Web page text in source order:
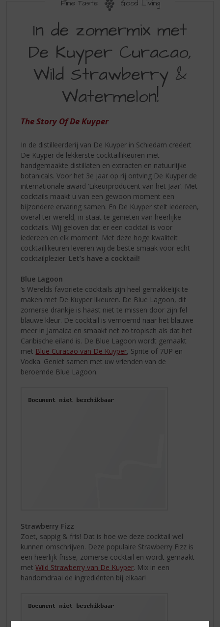
Fine Taste Good Living
DE
ZOMERMIX
MET
KUYPER
WILD
STRAWBERRY
WATERMELON
In de zomermix met
De Kuyper Curacao,
Wild Strawberry &
Watermelon!
The Story Of De Kuyper
In de distilleerderij van De Kuyper in Schiedam creëert
De Kuyper de lekkerste cocktaillikeuren met
handgemaakte distillaten en extracten en natuurlijke
botanicals. Voor het 3e jaar op rij ontving De Kuyper de
internationale award ‘Likeurproducent van het Jaar’. Met
cocktails maakt u van een gewoon moment een
bijzondere ervaring samen. En De Kuyper stelt iedereen,
overal ter wereld, in staat te genieten van heerlijke
cocktails. Wij geloven dat er een cocktail is voor
iedereen en elk moment. Met deze hoge kwaliteit
cocktaillikeuren leveren wij de beste smaak voor echt
cocktailplezier. Let’s have a cocktail!
Blue Lagoon
‘s Werelds favoriete cocktails zijn heel gemakkelijk te
maken met De Kuyper likeuren. De Blue Lagoon, dit
zomerse drankje is haast niet te missen door zijn fel
blauwe kleur. De cocktail is vernoemd naar het blauwe
meer in Jamaica en smaakt net zo tropisch als dat het
Caribische eiland is. De Blue Lagoon wordt gemaakt
met Blue Curacao van De Kuyper, Sprite of 7UP en
Vodka. Geniet samen met uw vrienden van de
beroemde Blue Lagoon.
Strawberry Fizz
Zoet, sappig & fris! Dat is hoe we deze cocktail wel
kunnen omschrijven. Deze populaire Strawberry Fizz is
een heerlijk frisse, zomerse cocktail en wordt gemaakt
metWild Strawberry van De Kuyper. Mix in een
handomdraai de ingrediënten bij elkaar!